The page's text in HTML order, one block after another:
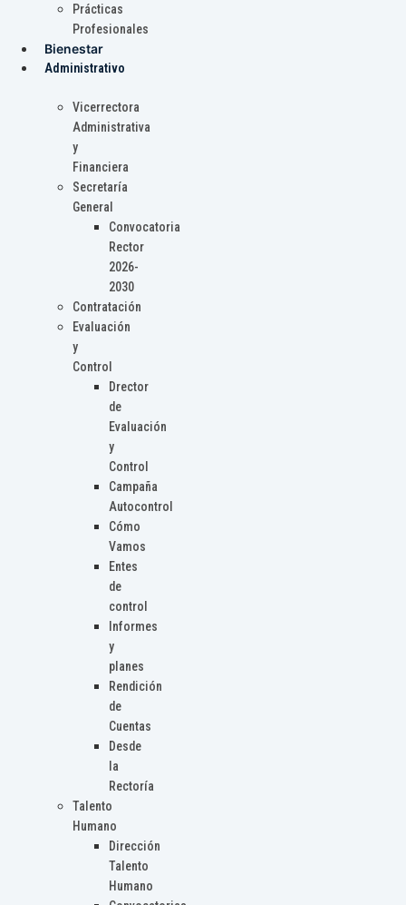
Prácticas
Profesionales
Bienestar
Administrativo
Vicerrectora
Administrativa
y
Financiera
Secretaría
General
Convocatoria
Rector
2026-
2030
Contratación
Evaluación
y
Control
Drector
de
Evaluación
y
Control
Campaña
Autocontrol
Cómo
Vamos
Entes
de
control
Informes
y
planes
Rendición
de
Cuentas
Desde
la
Rectoría
Talento
Humano
Dirección
Talento
Humano